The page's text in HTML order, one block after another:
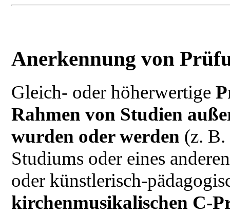
Anerkennung von
Gleich- oder höherwertige
Rahmen von Studien
wurden oder werden (z. B.
Studiums oder eines
oder künstlerisch-
kirchenmusikalischen C-